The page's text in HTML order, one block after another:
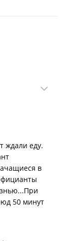
ждали еду.
в
50 минут